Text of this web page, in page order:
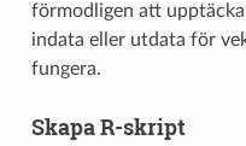
förmodligen att
indata eller utdata för
fungera.
Skapa R-skript